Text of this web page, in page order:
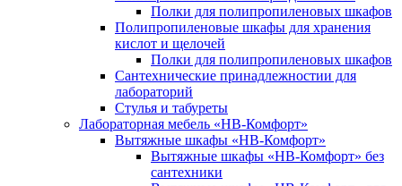
Полки для полипропиленовых шкафов
Полипропиленовые шкафы для хранения
кислот и щелочей
Полки для полипропиленовых шкафов
Сантехнические принадлежностии для
лабораторий
Стулья и табуреты
Лабораторная мебель «НВ-Комфорт»
Вытяжные шкафы «НВ-Комфорт»
Вытяжные шкафы «НВ-Комфорт» без
сантехники